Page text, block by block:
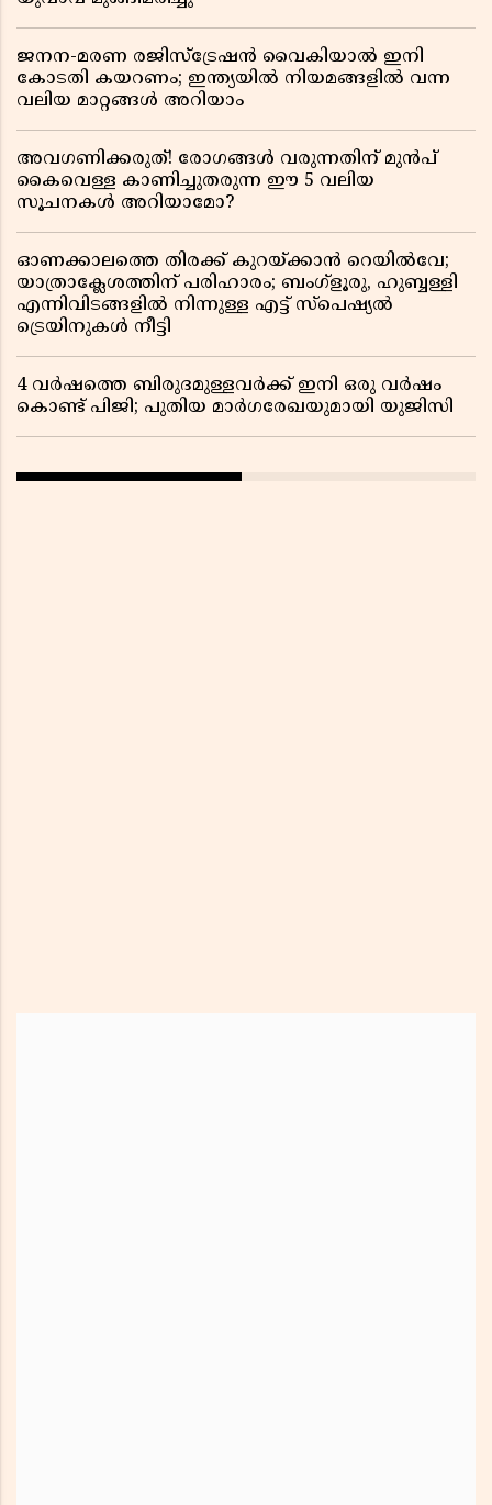
ജനന-മരണ രജിസ്ട്രേഷൻ വൈകിയാൽ ഇനി
കോടതി കയറണം; ഇന്ത്യയിൽ നിയമങ്ങളിൽ വന്ന
വലിയ മാറ്റങ്ങൾ അറിയാം
അവഗണിക്കരുത്! രോഗങ്ങൾ വരുന്നതിന് മുൻപ്
കൈവെള്ള കാണിച്ചുതരുന്ന ഈ 5 വലിയ
സൂചനകൾ അറിയാമോ?
ഓണക്കാലത്തെ തിരക്ക് കുറയ്ക്കാൻ റെയിൽവേ;
യാത്രാക്ലേശത്തിന് പരിഹാരം; ബംഗ്ളൂരു, ഹുബ്ബള്ളി
എന്നിവിടങ്ങളിൽ നിന്നുള്ള എട്ട് സ്പെഷ്യൽ
ട്രെയിനുകൾ നീട്ടി
4 വർഷത്തെ ബിരുദമുള്ളവർക്ക് ഇനി ഒരു വർഷം
കൊണ്ട് പിജി; പുതിയ മാർഗരേഖയുമായി യുജിസി